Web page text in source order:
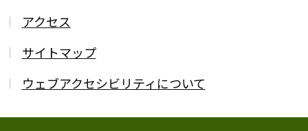
アクセス
サイトマップ
ウェブアクセシビリティについて